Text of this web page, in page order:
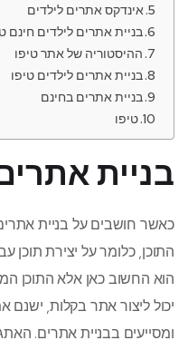
אינדקס אתרים לילדים
בניית אתרים לילדים חינם
ההיסטוריה של אתר טיפו
בניית אתרים לילדים טיפו
בניית אתרים בחינם
טיפו
בניית
כאשר חושבים על בניית
התוכן, כלומר על יצירת תוכן
הוא החשוב כאן אלא התוכן
יכול ליצור אתר בקלות,
ומסייעים בבניית אתרים.